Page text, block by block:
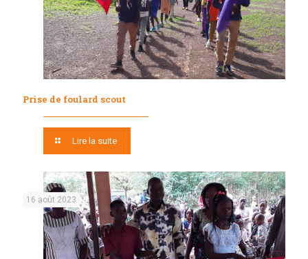
Prise de foulard scout
Lire la suite
16 août 2023